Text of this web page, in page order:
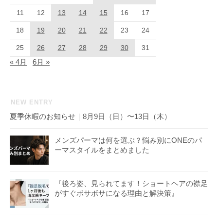
11 12 13 14 15 16 17
18 19 20 21 22 23 24
25 26 27 28 29 30
31
« 4月
6月 »
NEW ENTRY
夏季休暇のお知らせ｜8月9日（日）〜13日（木）
メンズパーマは何を選ぶ？悩み別にONEのパ
ーマスタイルをまとめました
『後ろ姿、見られてます！ショートヘアの襟足
がすぐボサボサになる理由と解決策』